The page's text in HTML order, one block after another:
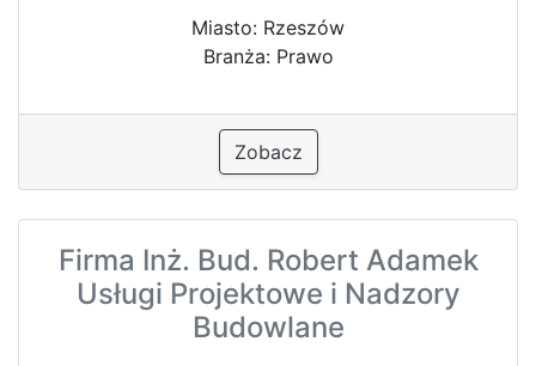
Miasto: Rzeszów
Branża: Prawo
Zobacz
Firma Inż. Bud. Robert Adamek
Usługi Projektowe i Nadzory
Budowlane